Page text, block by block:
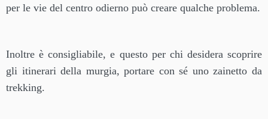
per le vie del centro odierno può creare qualche problema.
Inoltre è consigliabile, e questo per chi desidera scoprire
gli itinerari della murgia, portare con sé uno zainetto da
trekking.